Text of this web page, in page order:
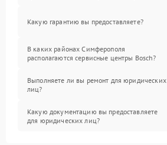
Какую гарантию вы предоставляете?
В каких районах Симферополя
располагаются сервисные центры Bosch?
Выполняете ли вы ремонт для юридических
лиц?
Какую документацию вы предоставляете
для юридических лиц?